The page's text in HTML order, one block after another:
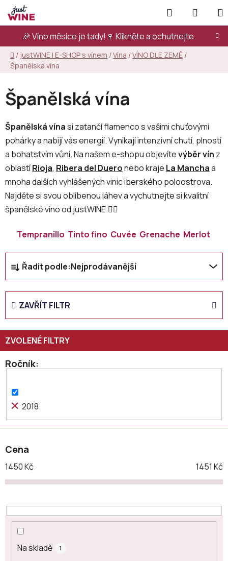
Přejít
na
obsah
🎉 Víno měsíce je tady!🍷 Klikněte a ochutnejte.
Hledat
KOŠÍK
Domů
/ justWINE | E-SHOP s vínem /Vína /VÍNO DLE ZEMĚ /
Španělská vína
Španělská vína
Španělská vínasi zatančí flamenco s vašimi chuťovými
pohárky a nabijí vás energií. Vynikají intenzivní chutí, plností
a bohatstvím vůní. Na našem e-shopu objevítevýběr vín z
oblastíRioja, Ribera del Dueronebo kraje La Manchaa
mnoha dalších vyhlášených vinic iberského poloostrova.
Najděte si svou oblíbenou láhev a vychutnejte si kvalitní
španělské víno od justWINE.👇🏻
Tempranillo Tinto fino Cuvée Grenache Merlot
Ř
a
z
n
p
r
o
u
t
ů
Řadit podle:Nejprodávanější
ZAVŘÍT FILTR
Ročník
2018
Cena
1450Kč 1451 Kč
Na skladě 1